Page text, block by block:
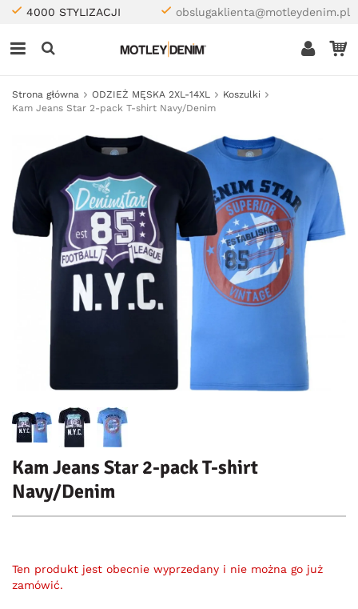
4000 STYLIZACJI obslugaklienta@motleydenim.pl
Strona główna ODZIEŻ MĘSKA 2XL-14XL
Koszulki
Kam Jeans Star 2-pack T-shirt Navy/Denim
Kam Jeans Star 2-pack T-shirt
Navy/Denim
Ten produkt jest obecnie wyprzedany i nie można go już
zamówić.